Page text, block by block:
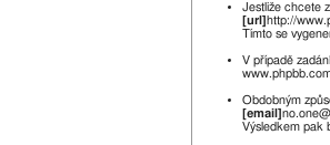
Jestliže chcete
[url] http://
Tímto se
V případě
Obdobným
[email]
Výsledkem pak